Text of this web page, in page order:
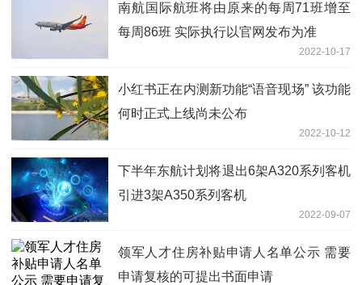
南航国际航班将由原来的每周71班增至
每周86班 实际执行以官网发布为准
2022-10-17
小红书正在内测新功能“语音现场” 该功能
何时正式上线尚未公布
2022-10-12
下半年东航计划将退出6架A320系列客机
引进3架A350系列客机
2022-09-07
领军人才住房补贴申请人名单公示 需要
申请复核的可提出书面申请